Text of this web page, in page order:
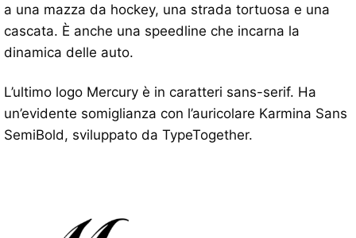
a una mazza da hockey, una strada tortuosa e una
cascata. È anche una speedline che incarna la
dinamica delle auto.
L’ultimo logo Mercury è in caratteri sans-serif. Ha
un’evidente somiglianza con l’auricolare Karmina Sans
SemiBold, sviluppato da TypeTogether.